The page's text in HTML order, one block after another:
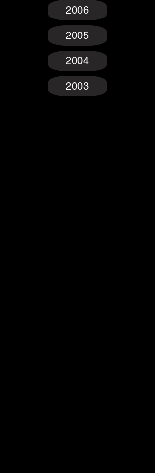
2006
2005
2004
2003